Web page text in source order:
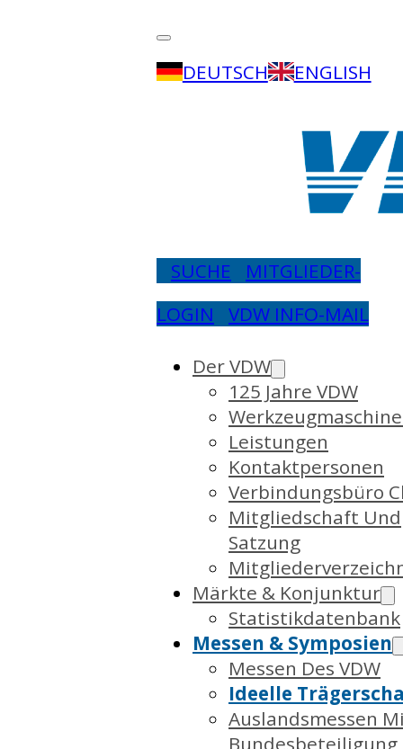
DEUTSCH ENGLISH
SUCHE
MITGLIEDER-
LOGIN
VDW INFO-MAIL
Der VDW
125 Jahre VDW
Leistungen
Kontaktpersonen
Verbindungsbüro
Mitgliedschaft Und
Satzung
Märkte & Konjunktur
Statistikdatenbank
Messen & Symposien
Messen Des VDW
Ideelle
Auslandsmessen
Bundesbeteiligung